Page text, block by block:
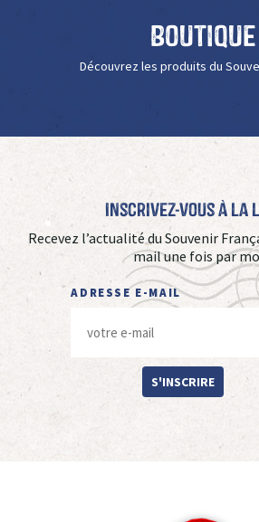
Boutique
Découvrez les produits du
Inscrivez-vous à La
Recevez l’actualité du Souvenir
mail une fois par
ADRESSE E-MAIL
S'INSCRIRE